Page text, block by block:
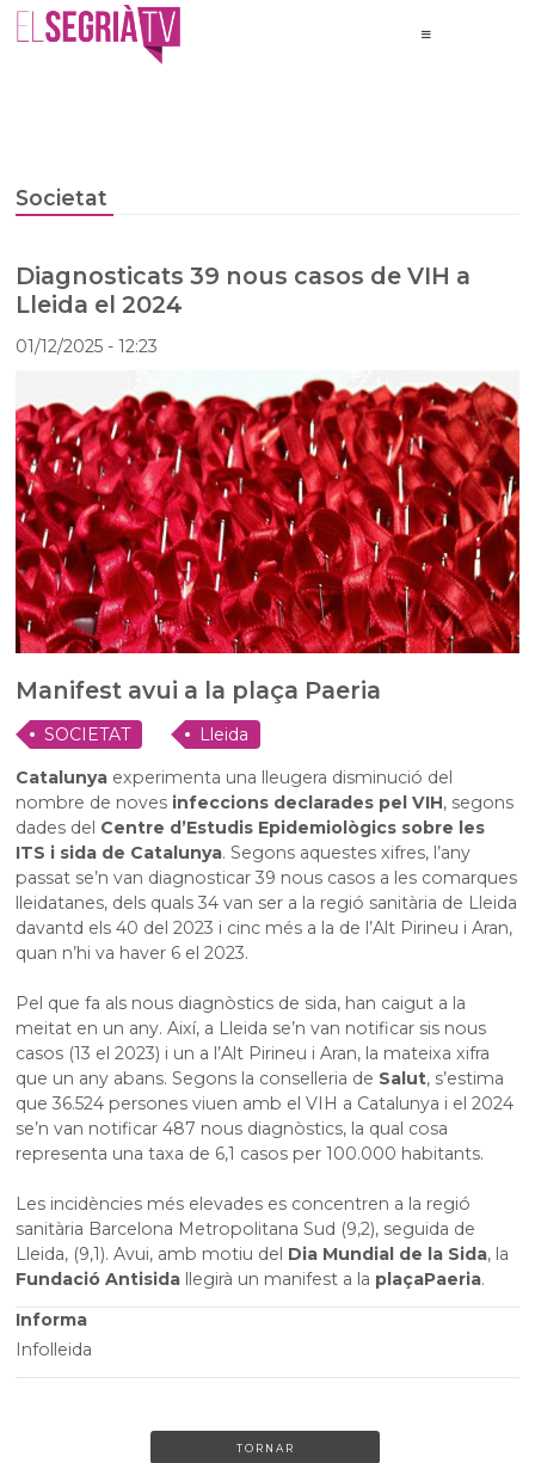
Societat
Diagnosticats 39 nous casos de VIH a
Lleida el 2024
01/12/2025- 12:23
Manifest avui a la plaça Paeria
SOCIETAT
Lleida
Catalunya experimenta una lleugera disminució del
nombre de noves infeccions declarades pel VIH, segons
dades del Centre d’Estudis Epidemiològics sobre les
ITS i sida de Catalunya. Segons aquestes xifres, l’any
passat se’n van diagnosticar 39 nous casos a les comarques
lleidatanes, dels quals 34 van ser a la regió sanitària de Lleida
davantd els 40 del 2023 i cinc més a la de l’Alt Pirineu i Aran,
quan n’hi va haver 6 el 2023.
Pel que fa als nous diagnòstics de sida, han caigut a la
meitat en un any. Així, a Lleida se’n van notificar sis nous
casos (13 el 2023) i un a l’Alt Pirineu i Aran, la mateixa xifra
que un any abans. Segons la conselleria de Salut, s’estima
que 36.524 persones viuen amb el VIH a Catalunya i el 2024
se’n van notificar 487 nous diagnòstics, la qual cosa
representa una taxa de 6,1 casos per 100.000 habitants.
Les incidències més elevades es concentren a la regió
sanitària Barcelona Metropolitana Sud (9,2), seguida de
Lleida, (9,1). Avui, amb motiu del Dia Mundial de la Sida, la
Fundació Antisida llegirà un manifest a la plaçaPaeria.
Informa
Infolleida
TORNAR